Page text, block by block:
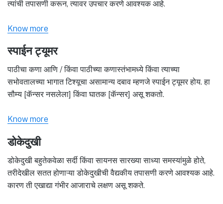
त्यांची तपासणी करून, त्यावर उपचार करणे आवश्यक आहे.
Know more
स्पाईन ट्यूमर
पाठीचा कणा आणि / किंवा पाठीच्या कणास्तंभामध्ये किंवा त्याच्या
सभोवतालच्या भागात टिश्यूचा असामान्य दबाव म्हणजे स्पाईन ट्यूमर होय. हा
सौम्य [कॅन्सर नसलेला] किंवा घातक [कॅन्सर] असू शकतो.
Know more
डोकेदुखी
डोकेदुखी बहुतेकवेळा सर्दी किंवा सायनस सारख्या साध्या समस्यांमुळे होते,
तरीदेखील सतत होणाऱ्या डोकेदुखीची वैद्यकीय तपासणी करणे आवश्यक आहे.
कारण ती एखाद्या गंभीर आजाराचे लक्षण असू शकते.